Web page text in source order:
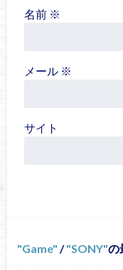
名前 ※
メール ※
サイト
Game / SONY の